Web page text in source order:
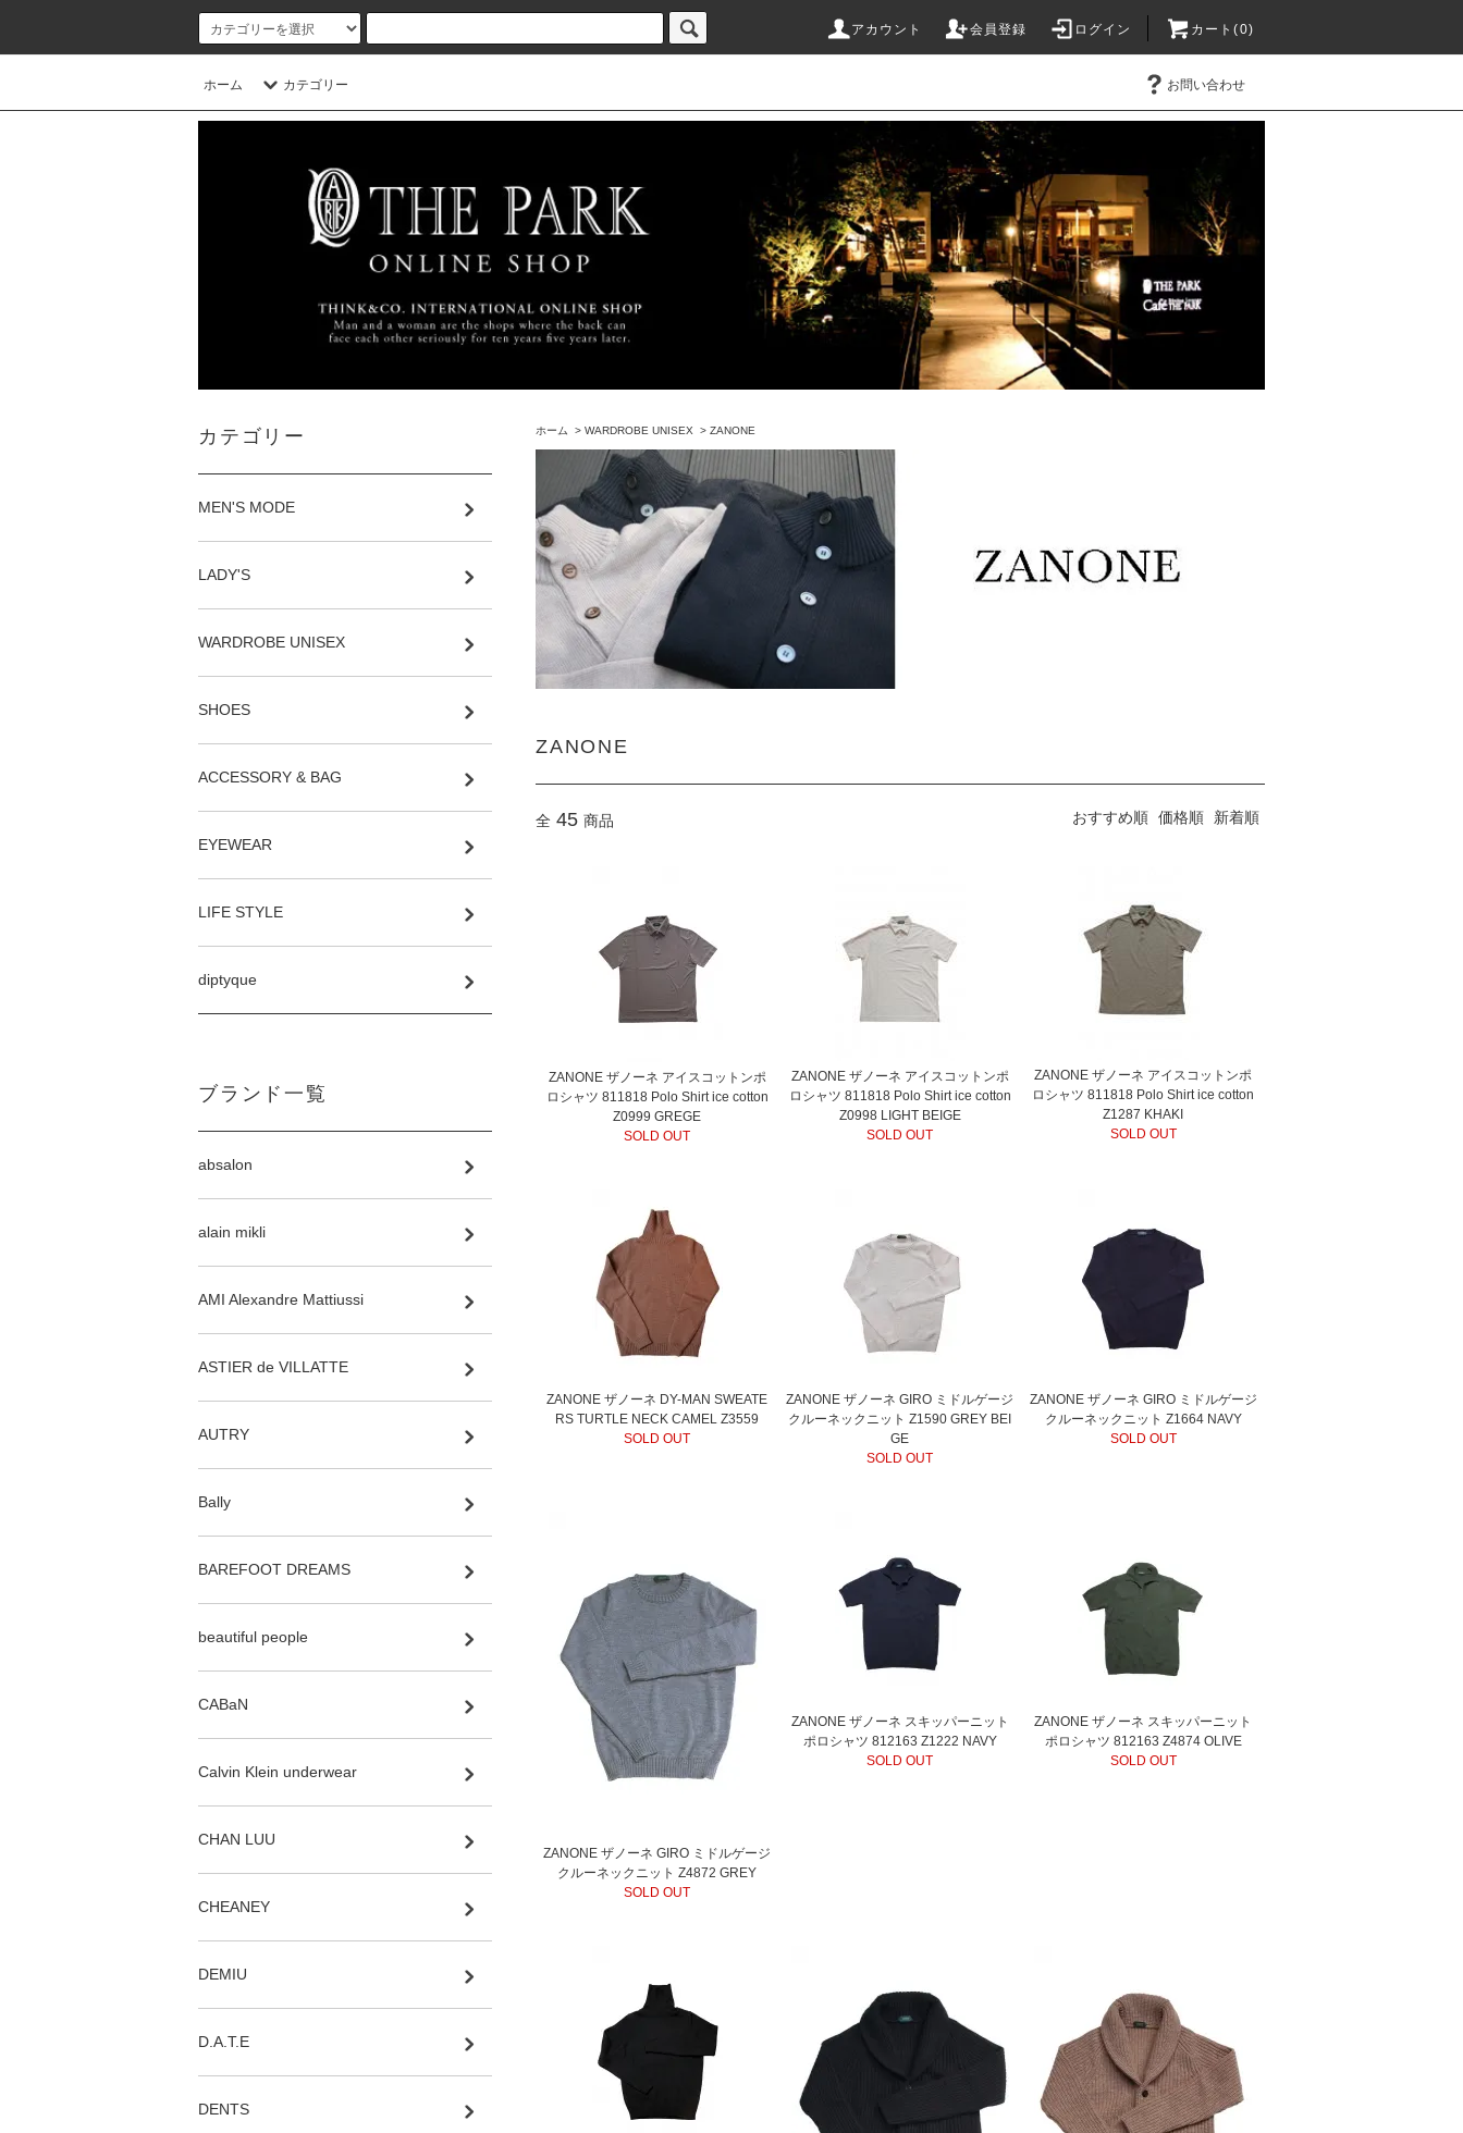
アカウント 会員登録 ログイン カート(0)
ホーム カテゴリー お問い合わせ
ホーム > WARDROBE UNISEX > ZANONE
ZANONE
全 45 商品 おすすめ順 価格順 新着順
ZANONE ザノーネ アイスコットンポ
ロシャツ 811818 Polo Shirt ice cotton
Z0999 GREGE
SOLD OUT
ZANONE ザノーネ アイスコットンポ
ロシャツ 811818 Polo Shirt ice cotton
Z0998 LIGHT BEIGE
SOLD OUT
ZANONE ザノーネ アイスコットンポ
ロシャツ 811818 Polo Shirt ice cotton
Z1287 KHAKI
SOLD OUT
ZANONE ザノーネ DY-MAN SWEATE
RS TURTLE NECK CAMEL Z3559
SOLD OUT
ZANONE ザノーネ GIRO ミドルゲージ
クルーネックニット Z1590 GREY BEI
GE
SOLD OUT
ZANONE ザノーネ GIRO ミドルゲージ
クルーネックニット Z1664 NAVY
SOLD OUT
ZANONE ザノーネ GIRO ミドルゲージ
クルーネックニット Z4872 GREY
SOLD OUT
ZANONE ザノーネ スキッパーニット
ポロシャツ 812163 Z1222 NAVY
SOLD OUT
ZANONE ザノーネ スキッパーニット
ポロシャツ 812163 Z4874 OLIVE
SOLD OUT
カテゴリー
MEN'S MODE
LADY'S
WARDROBE UNISEX
SHOES
ACCESSORY & BAG
EYEWEAR
LIFE STYLE
diptyque
ブランド一覧
absalon
alain mikli
AMI Alexandre Mattiussi
ASTIER de VILLATTE
AUTRY
Bally
BAREFOOT DREAMS
beautiful people
CABaN
Calvin Klein underwear
CHAN LUU
CHEANEY
DEMIU
D.A.T.E
DENTS